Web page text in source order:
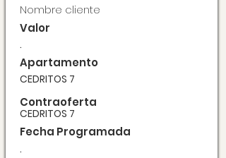
Nombre cliente
Valor
.
Apartamento
CEDRITOS 7
Contraoferta
CEDRITOS 7
Fecha Programada
.